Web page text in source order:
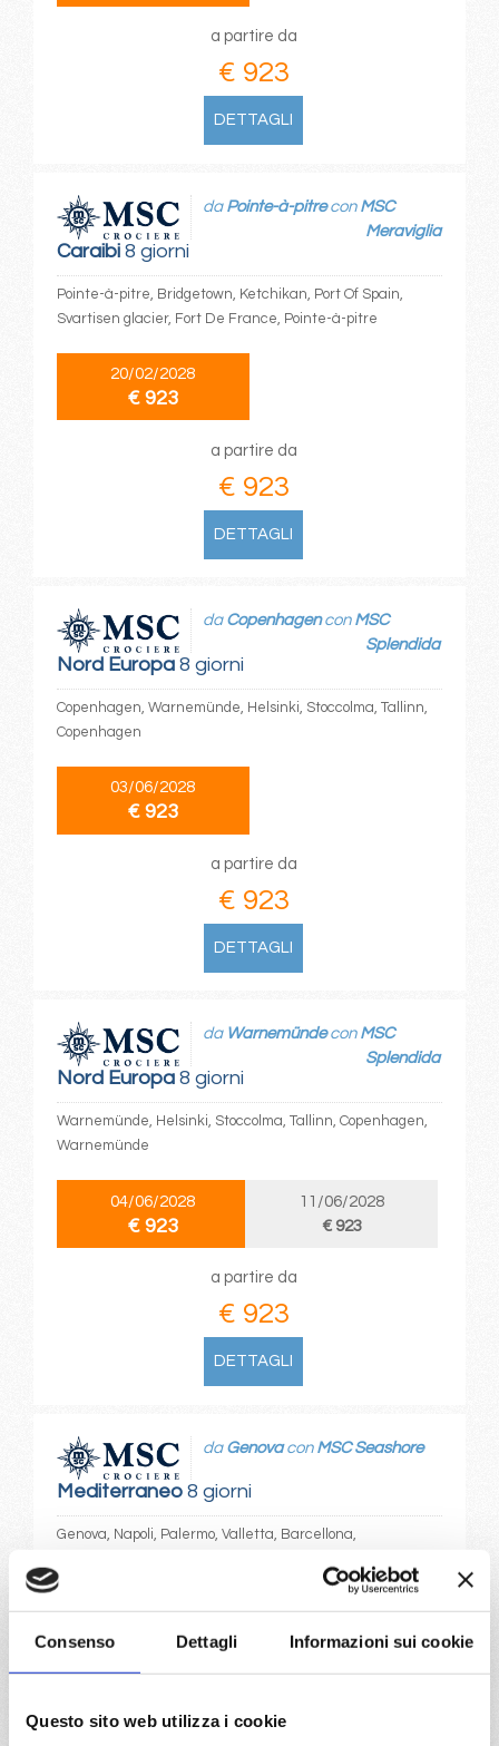
Consenso Dettagli Informazioni sui cookie
Questo sito web utilizza i cookie
a partire da
€ 923
DETTAGLI
Caraibi8 giorni
da Pointe-à-pitrecon MSC
Meraviglia
Pointe-à-pitre, Bridgetown, Ketchikan, Port Of Spain,
Svartisen glacier, Fort De France, Pointe-à-pitre
20/02/2028
€ 923
a partire da
€ 923
DETTAGLI
Nord Europa8 giorni
da Copenhagencon MSC
Splendida
Copenhagen, Warnemünde, Helsinki, Stoccolma, Tallinn,
Copenhagen
03/06/2028
€ 923
a partire da
€ 923
DETTAGLI
Nord Europa8 giorni
da Warnemündecon MSC
Splendida
Warnemünde, Helsinki, Stoccolma, Tallinn, Copenhagen,
Warnemünde
04/06/2028
€ 923
11/06/2028
€ 923
a partire da
€ 923
DETTAGLI
Mediterraneo8 giorni
da Genovacon MSC Seashore
Genova, Napoli, Palermo, Valletta, Barcellona,
06/06/2028
€ 923
13/06/2028
€ 923